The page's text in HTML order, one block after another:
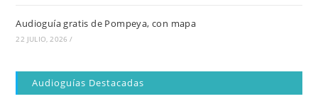
Audioguía gratis de Pompeya, con mapa
22 JULIO, 2026 /
Audioguías Destacadas